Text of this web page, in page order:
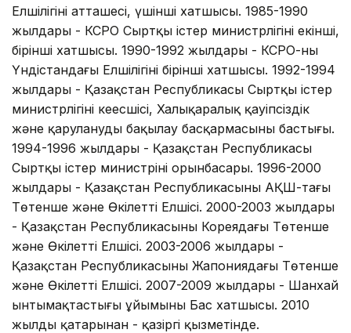
Елшілігінің атташесі, үшінші хатшысы. 1985-1990
жылдары - КСРО Сыртқы істер министрлігінің екінші,
бірінші хатшысы. 1990-1992 жылдары - КСРО-ның
Үндістандағы Елшілігінің бірінші хатшысы. 1992-1994
жылдары - Қазақстан Республикасы Сыртқы істер
министрлігінің кеңесшісі, Халықаралық қауіпсіздік
және қарулануды бақылау басқармасының бастығы.
1994-1996 жылдары - Қазақстан Республикасы
Сыртқы істер министрінің орынбасары. 1996-2000
жылдары - Қазақстан Республикасының АҚШ-тағы
Төтенше және Өкілетті Елшісі. 2000-2003 жылдары
- Қазақстан Республикасының Кореядағы Төтенше
және Өкілетті Елшісі. 2003-2006 жылдары -
Қазақстан Республикасының Жапониядағы Төтенше
және Өкілетті Елшісі. 2007-2009 жылдары - Шанхай
ынтымақтастығы ұйымының Бас хатшысы. 2010
жылдың қаңтарынан - қазіргі қызметінде.